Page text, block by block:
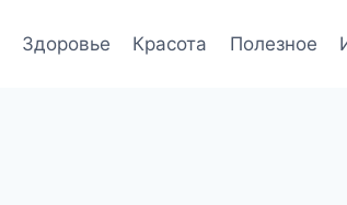
Здоровье Красота Полезное